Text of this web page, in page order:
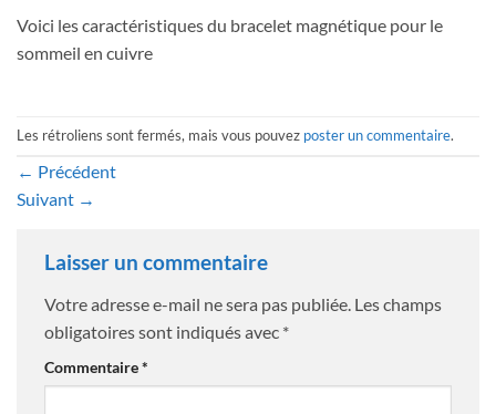
Voici les caractéristiques du bracelet magnétique pour le
sommeil en cuivre
Les rétroliens sont fermés, mais vous pouvez poster un commentaire.
← Précédent
Suivant →
Laisser un commentaire
Votre adresse e-mail ne sera pas publiée. Les champs
obligatoires sont indiqués avec *
Commentaire*